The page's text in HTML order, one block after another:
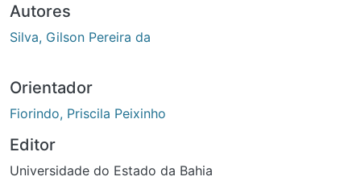
Autores
Silva, Gilson Pereira da
Orientador
Fiorindo, Priscila Peixinho
Editor
Universidade do Estado da Bahia